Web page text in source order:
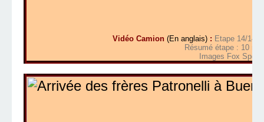
Vidéo Camion (En anglais) : Etape 14/14
Résumé étape : 10
Images Fox